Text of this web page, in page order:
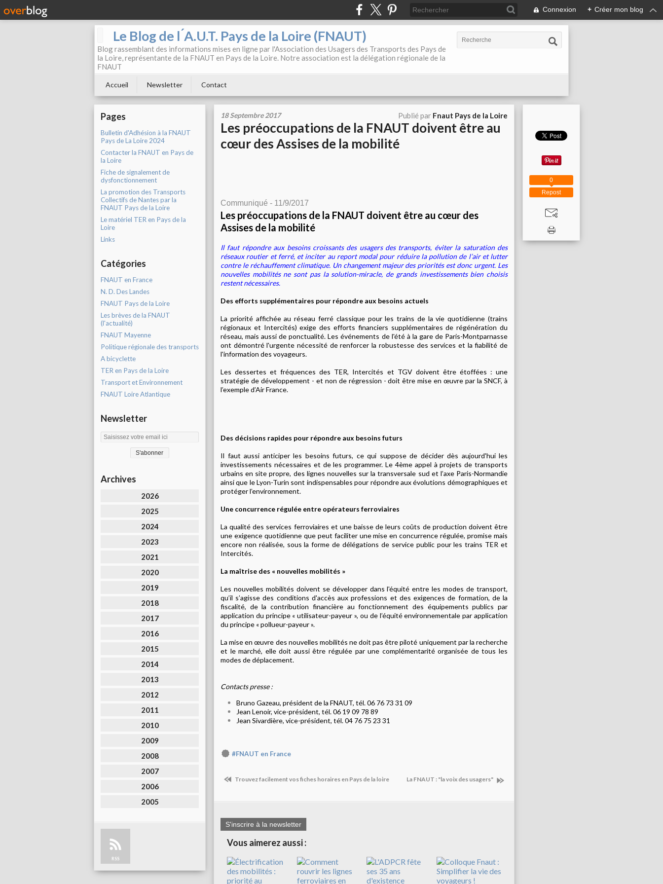
Connexion + Créer mon blog
Le Blog de l ́A.U.T. Pays de la Loire (FNAUT)
Blog rassemblant des informations mises en ligne par l'Association des Usagers des Transports des Pays de
la Loire, représentante de la FNAUT en Pays de la Loire. Notre association est la délégation régionale de la
FNAUT
Accueil Newsletter Contact
Pages
Bulletin d'Adhésion à la FNAUT
Pays de La Loire 2024
Contacter la FNAUT en Pays de
la Loire
Fiche de signalement de
dysfonctionnement
La promotion des Transports
Collectifs de Nantes par la
FNAUT Pays de la Loire
Le matériel TER en Pays de la
Loire
Links
Catégories
FNAUT en France
N. D. Des Landes
FNAUT Pays de la Loire
Les brèves de la FNAUT
(l'actualité)
FNAUT Mayenne
Politique régionale des transports
A bicyclette
TER en Pays de la Loire
Transport et Environnement
FNAUT Loire Atlantique
Newsletter
Archives
2026
2025
2024
2023
2021
2020
2019
2018
2017
2016
2015
2014
2013
2012
2011
2010
2009
2008
2007
2006
2005
RSS
18 Septembre 2017 Publié par Fnaut Pays de la Loire
Les préoccupations de la FNAUT doivent être au
cœur des Assises de la mobilité
Communiqué - 11/9/2017
Les préoccupations de la FNAUT doivent être au cœur des
Assises de la mobilité
Il faut répondre aux besoins croissants des usagers des transports, éviter la saturation des
réseaux routier et ferré, et inciter au report modal pour réduire la pollution de l’air et lutter
contre le réchauffement climatique. Un changement majeur des priorités est donc urgent. Les
nouvelles mobilités ne sont pas la solution-miracle, de grands investissements bien choisis
restent nécessaires.
Des efforts supplémentaires pour répondre aux besoins actuels
La priorité affichée au réseau ferré classique pour les trains de la vie quotidienne (trains
régionaux et Intercités) exige des efforts financiers supplémentaires de régénération du
réseau, mais aussi de ponctualité. Les événements de l'été à la gare de Paris-Montparnasse
ont démontré l'urgente nécessité de renforcer la robustesse des services et la fiabilité de
l'information des voyageurs.
Les dessertes et fréquences des TER, Intercités et TGV doivent être étoffées : une
stratégie de développement - et non de régression - doit être mise en œuvre par la SNCF, à
l’exemple d’Air France.
Des décisions rapides pour répondre aux besoins futurs
Il faut aussi anticiper les besoins futurs, ce qui suppose de décider dès aujourd'huiles
investissements nécessaires et de les programmer. Le 4ème appel à projets de transports
urbains en site propre, des lignes nouvelles sur la transversale sud et l’axe Paris-Normandie
ainsi que le Lyon-Turin sont indispensables pour répondre aux évolutions démographiques et
protéger l’environnement.
Une concurrence régulée entre opérateurs ferroviaires
La qualité des services ferroviaires et une baisse de leurs coûts de production doivent être
une exigence quotidienne que peut faciliter une mise en concurrence régulée, promise mais
encore non réalisée, sous la forme de délégations de service public pour les trains TER et
Intercités.
La maîtrise des « nouvelles mobilités »
Les nouvelles mobilités doivent se développer dans l'équité entre les modes de transport,
qu’il s’agisse des conditions d'accès aux professions et des exigences de formation, de la
fiscalité, de la contribution financière au fonctionnement des équipements publics par
application du principe « utilisateur-payeur », ou de l’équité environnementale par application
du principe « pollueur-payeur ».
La mise en œuvre des nouvelles mobilités ne doit pas être piloté uniquement par la recherche
et le marché, elle doit aussi être régulée par une complémentarité organisée de tous les
modes de déplacement.
Contacts presse :
Bruno Gazeau, président de la FNAUT, tél. 06 76 73 31 09
Jean Lenoir, vice-président, tél. 06 19 09 78 89
Jean Sivardière, vice-président, tél. 04 76 75 23 31
#FNAUT en France
Trouvez facilement vos fiches horaires en Pays de la loire La FNAUT : "la voix des usagers"
S'inscrire à la newsletter
Vous aimerez aussi :
Repost
0